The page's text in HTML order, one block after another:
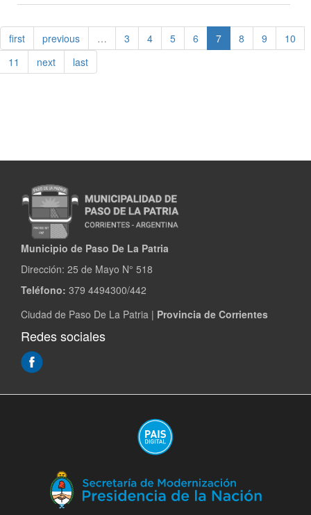
Colonia
de
Vacaciones
de
first previous … 3 4 5 6 7 8 9
10
11
next last
Municipio de Paso De La Patria
Dirección: 25 de Mayo N° 518
Teléfono: 379 4494300/442
Ciudad de Paso De La Patria | Provincia de Corrientes
Redes sociales